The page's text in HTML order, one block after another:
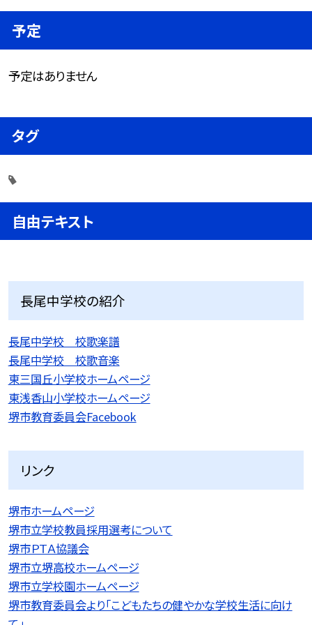
予定
予定はありません
タグ
自由テキスト
長尾中学校の紹介
長尾中学校 校歌楽譜
長尾中学校 校歌音楽
東三国丘小学校ホームページ
東浅香山小学校ホームページ
堺市教育委員会Facebook
リンク
堺市ホームページ
堺市立学校教員採用選考について
堺市ＰＴＡ協議会
堺市立堺高校ホームページ
堺市立学校園ホームページ
堺市教育委員会より「こどもたちの健やかな学校生活に向け